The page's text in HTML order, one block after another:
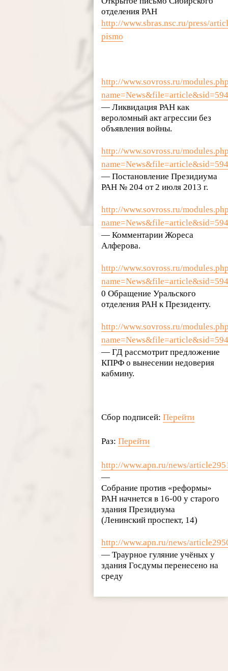
отделения РАН
http://www.sbras.nsc.ru/press/
pismo
http://www.sovross.ru/
— Ликвидация РАН как
вероломный акт агрессии без
объявления войны.
http://www.sovross.ru/
— Постановление Президиума
РАН № 204 от 2 июля 2013 г.
http://www.sovross.ru/
— Комментарии Жореса
Алферова.
http://www.sovross.ru/
0 Обращение Уральского
отделения РАН к Президенту.
http://www.sovross.ru/
— ГД рассмотрит предложение
КПРФ о вынесении недоверия
кабмину.
Сбор подписей:Перейти
Раз:Перейти
http://www.apn.ru/news/
—
Собрание против «реформы»
РАН начнется в 16-00 у старого
здания Президиума
(Ленинский проспект, 14)
http://www.apn.ru/news/
— Траурное гуляние учёных у
здания Госдумы перенесено на
среду